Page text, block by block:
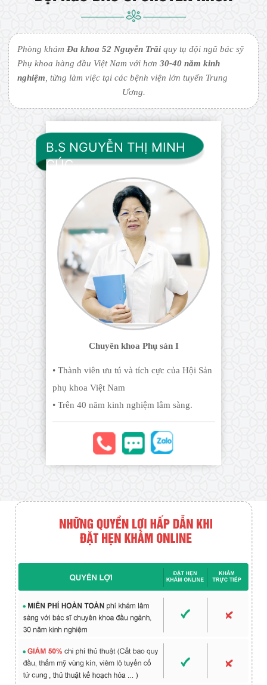
Phòng khámĐa khoa 52 Nguyễn Trãi quy tụ đội ngũ bác sỹ
Phụ khoa hàng đầu Việt Nam với hơn30-40 năm kinh
nghiệm , từng làm việc tại các bệnh viện lớn tuyến Trung
Ương.
B.S NGUYỄN THỊ MINH
CÚC
Chuyên khoa Phụ sản I
• Thành viên ưu tú và tích cực của Hội Sản
phụ khoa Việt Nam
• Trên 40 năm kinh nghiệm lâm sàng.